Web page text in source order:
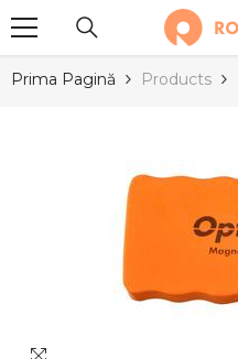
Prima Pagină Products